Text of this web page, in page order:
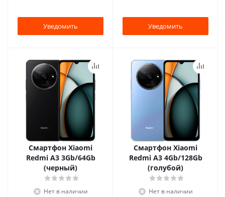
Уведомить Уведомить
Смартфон Xiaomi
Redmi A3 3Gb/64Gb
(черный)
Нет в наличии
Смартфон Xiaomi
Redmi A3 4Gb/128Gb
(голубой)
Нет в наличии